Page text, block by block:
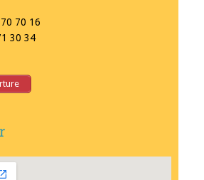
70 16
30 34